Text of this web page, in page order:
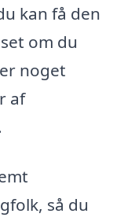
kan få den
om du
noget
af
så du